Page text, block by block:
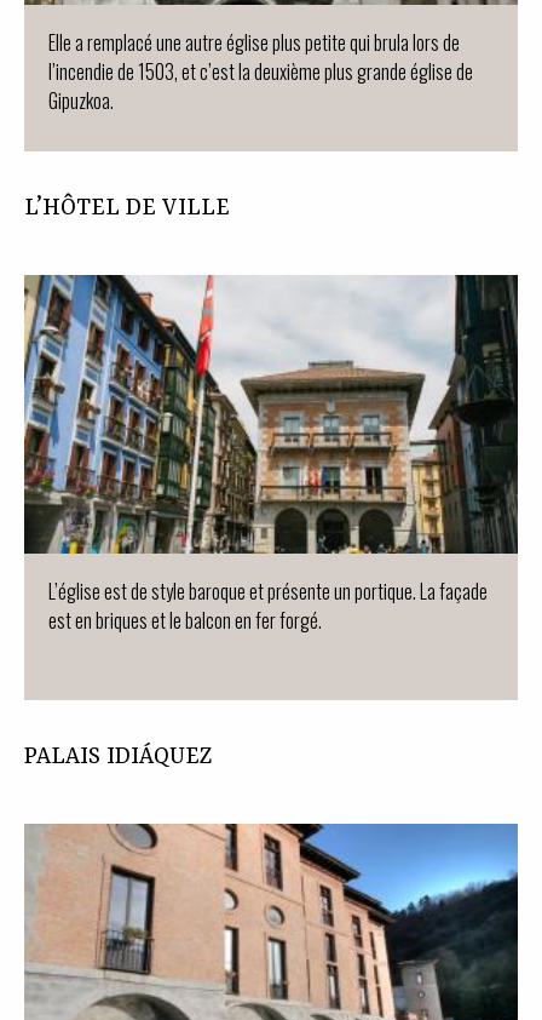
Elle a remplacé une autre église plus petite qui brula lors de
l’incendie de 1503, et c’est la deuxième plus grande église de
Gipuzkoa.
L’HÔTEL DE VILLE
L’église est de style baroque et présente un portique. La façade
est en briques et le balcon en fer forgé.
PALAIS IDIÁQUEZ